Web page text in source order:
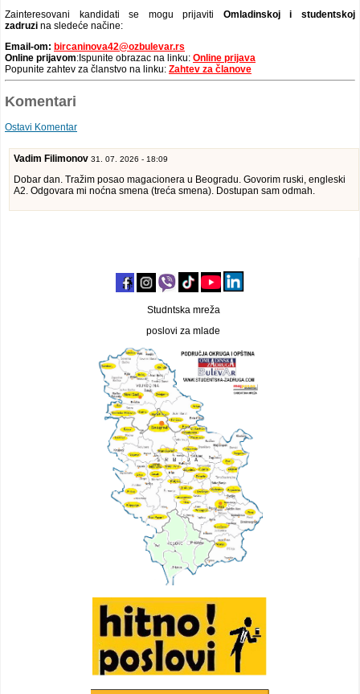
Studntska mreža
poslovi za mlade
Zainteresovani kandidati se mogu prijaviti Omladinskoj i studentskoj
zadruzi na sledeće načine:
Email-om: bircaninova42@ozbulevar.rs
Online prijavom:Ispunite obrazac na linku: Online prijava
Popunite zahtev za članstvo na linku: Zahtev za članove
Komentari
Ostavi Komentar
Vadim Filimonov 31. 07. 2026 - 18:09
Dobar dan. Tražim posao magacionera u Beogradu. Govorim ruski, engleski
A2. Odgovara mi noćna smena (treća smena). Dostupan sam odmah.